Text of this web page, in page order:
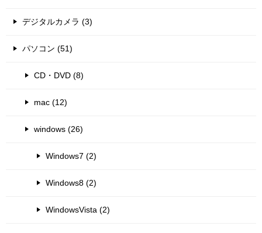
デジタルカメラ (3)
パソコン (51)
CD・DVD (8)
mac (12)
windows (26)
Windows7 (2)
Windows8 (2)
WindowsVista (2)